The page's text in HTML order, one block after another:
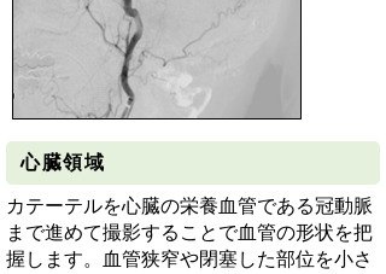
心臓領域
カテーテルを心臓の栄養血管である冠動脈
まで進めて撮影することで血管の形状を把
握します。血管狭窄や閉塞した部位を小さ